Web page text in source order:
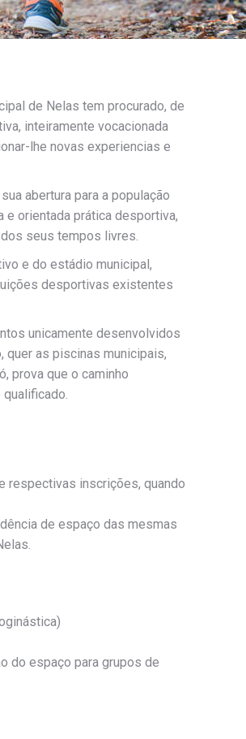
de Nelas tem procurado, de
inteiramente vocacionada
lhe novas experiencias e
abertura para a população
e orientada prática desportiva,
seus tempos livres.
e do estádio municipal,
desportivas existentes
unicamente desenvolvidos
quer as piscinas municipais,
prova que o caminho
respectivas inscrições, quando
de espaço das mesmas
do espaço para grupos de